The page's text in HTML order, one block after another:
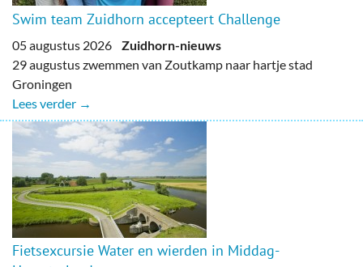
Swim team Zuidhorn accepteert Challenge
05 augustus 2026 Zuidhorn-nieuws
29 augustus zwemmen van Zoutkamp naar hartje stad
Groningen
Lees verder →
Fietsexcursie Water en wierden in Middag-